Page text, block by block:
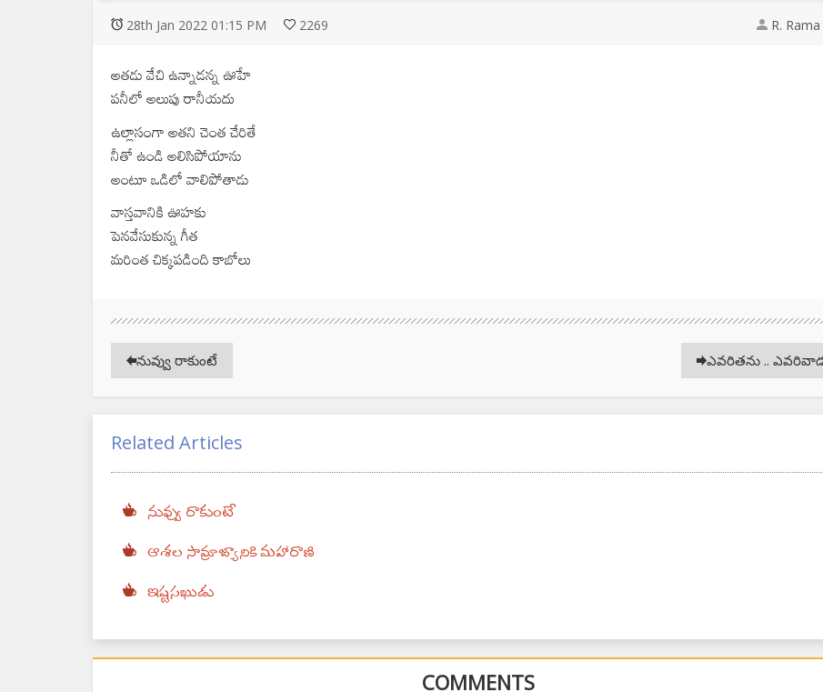
28th Jan 2022 01:15 PM 2269 R.
అతడు వేచి ఉన్నాడన్న ఊహే
పనీలో అలుపు రానీయదు
ఉల్లాసంగా అతని చెంత చేరితే
నీతో ఉండి అలిసిపోయాను
అంటూ ఒడిలో వాలిపోతాడు
వాస్తవానికి ఊహకు
పెనవేసుకున్న గీత
మరింత చిక్కపడింది కాబోలు
నువ్వు రాకుంటే ఎవరితను ..
Related Articles
నువ్వు రాకుంటే
ఆశల సామ్రాజ్యానికి మహారాణి
ఇష్టసఖుడు
COMMENTS